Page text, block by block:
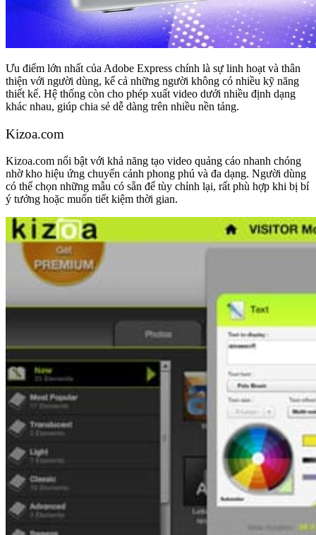
Ưu điểm lớn nhất của Adobe Express chính là sự linh hoạt và thân
thiện với người dùng, kể cả những người không có nhiều kỹ năng
thiết kế. Hệ thống còn cho phép xuất video dưới nhiều định dạng
khác nhau, giúp chia sẻ dễ dàng trên nhiều nền tảng.
Kizoa.com
Kizoa.com nổi bật với khả năng tạo video quảng cáo nhanh chóng
nhờ kho hiệu ứng chuyển cảnh phong phú và đa dạng. Người dùng
có thể chọn những mẫu có sẵn để tùy chỉnh lại, rất phù hợp khi bị bí
ý tưởng hoặc muốn tiết kiệm thời gian.